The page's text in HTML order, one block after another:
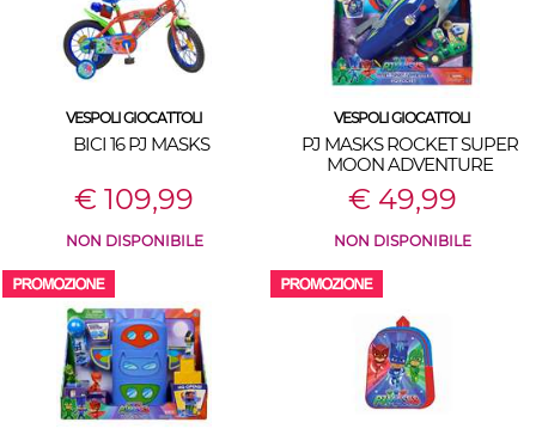
VESPOLI GIOCATTOLI
BICI 16 PJ MASKS
€ 109,99
NON DISPONIBILE
VESPOLI GIOCATTOLI
PJ MASKS ROCKET SUPER
MOON ADVENTURE
€ 49,99
NON DISPONIBILE